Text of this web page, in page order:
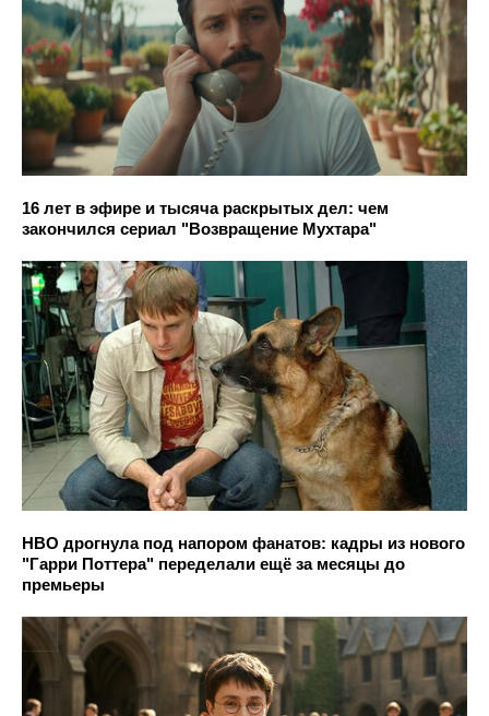
16 лет в эфире и тысяча раскрытых дел: чем
закончился сериал "Возвращение Мухтара"
HBO дрогнула под напором фанатов: кадры из нового
"Гарри Поттера" переделали ещё за месяцы до
премьеры